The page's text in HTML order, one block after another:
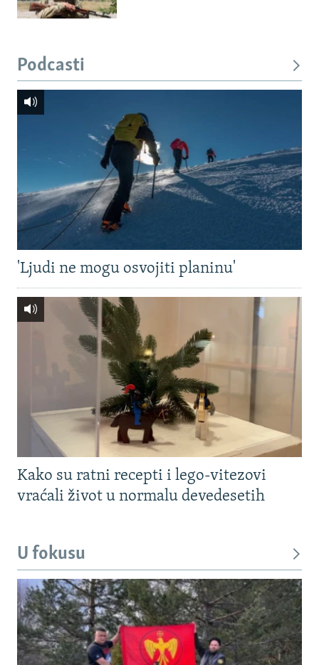
Podcasti
'Ljudi ne mogu osvojiti planinu'
Kako su ratni recepti i lego-vitezovi
vraćali život u normalu devedesetih
U fokusu